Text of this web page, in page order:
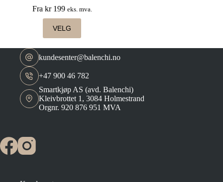
Fra kr199 eks. mva.
VELGproduktet
har
flere
varianter.
kan
på
produktsiden
kundesenter@balenchi.no
+47 900 46 782
Smartkjøp AS (avd. Balenchi)
Kleivbrottet 1, 3084 Holmestrand
Orgnr. 920 876 951 MVA